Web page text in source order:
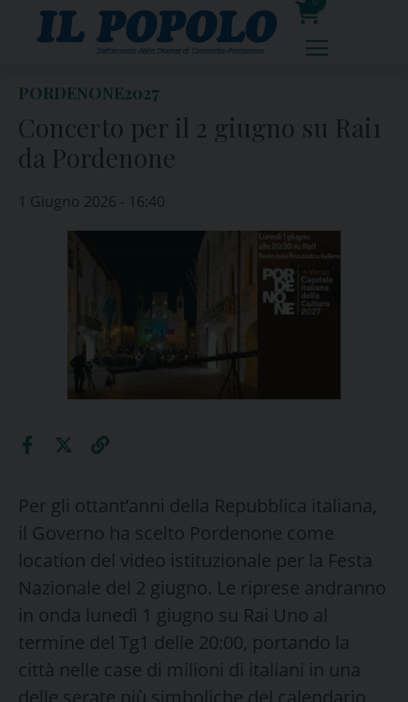
0
prodotti
PORDENONE2027
Concerto per il 2 giugno su Rai1
da Pordenone
1 Giugno 2026 - 16:40
Per gli ottant’anni della Repubblica italiana,
il Governo ha scelto Pordenone come
location del video istituzionale per la Festa
Nazionale del 2 giugno. Le riprese andranno
in onda lunedì 1 giugno su Rai Uno al
termine del Tg1 delle 20:00, portando la
città nelle case di milioni di italiani in una
delle serate più simboliche del calendario